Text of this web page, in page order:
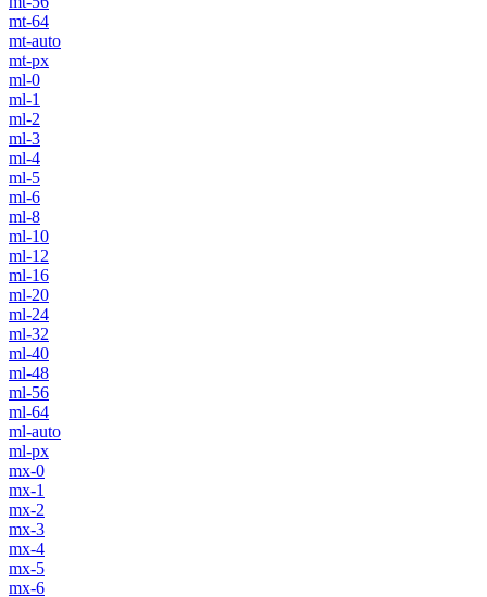
mt-64
mt-auto
mt-px
ml-0
ml-1
ml-2
ml-3
ml-4
ml-5
ml-6
ml-8
ml-10
ml-12
ml-16
ml-20
ml-24
ml-32
ml-40
ml-48
ml-56
ml-64
ml-auto
ml-px
mx-0
mx-1
mx-2
mx-3
mx-4
mx-5
mx-6